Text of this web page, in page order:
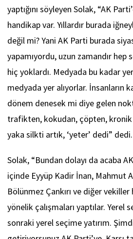
yaptığını söyleyen Solak, “AK
handikap var. Yıllardır burada
değil mi? Yani AK Parti burada
yapamıyordu, uzun zamandır hep
hiç yoklardı. Medyada bu kadar
medyada yer alıyorlar. İnsanların
dönem denesek mi diye gelen
trafikten, kokudan, çöpten,
yaka silkti artık, ‘yeter’ dedi” dedi.
Solak, “Bundan dolayı da acaba
içinde Eyyüp Kadir İnan, Mahmut
Bölünmez Çankırı ve diğer
yönelik çalışmaları yaptılar. Yerel
sonraki yerel seçime yatırım.